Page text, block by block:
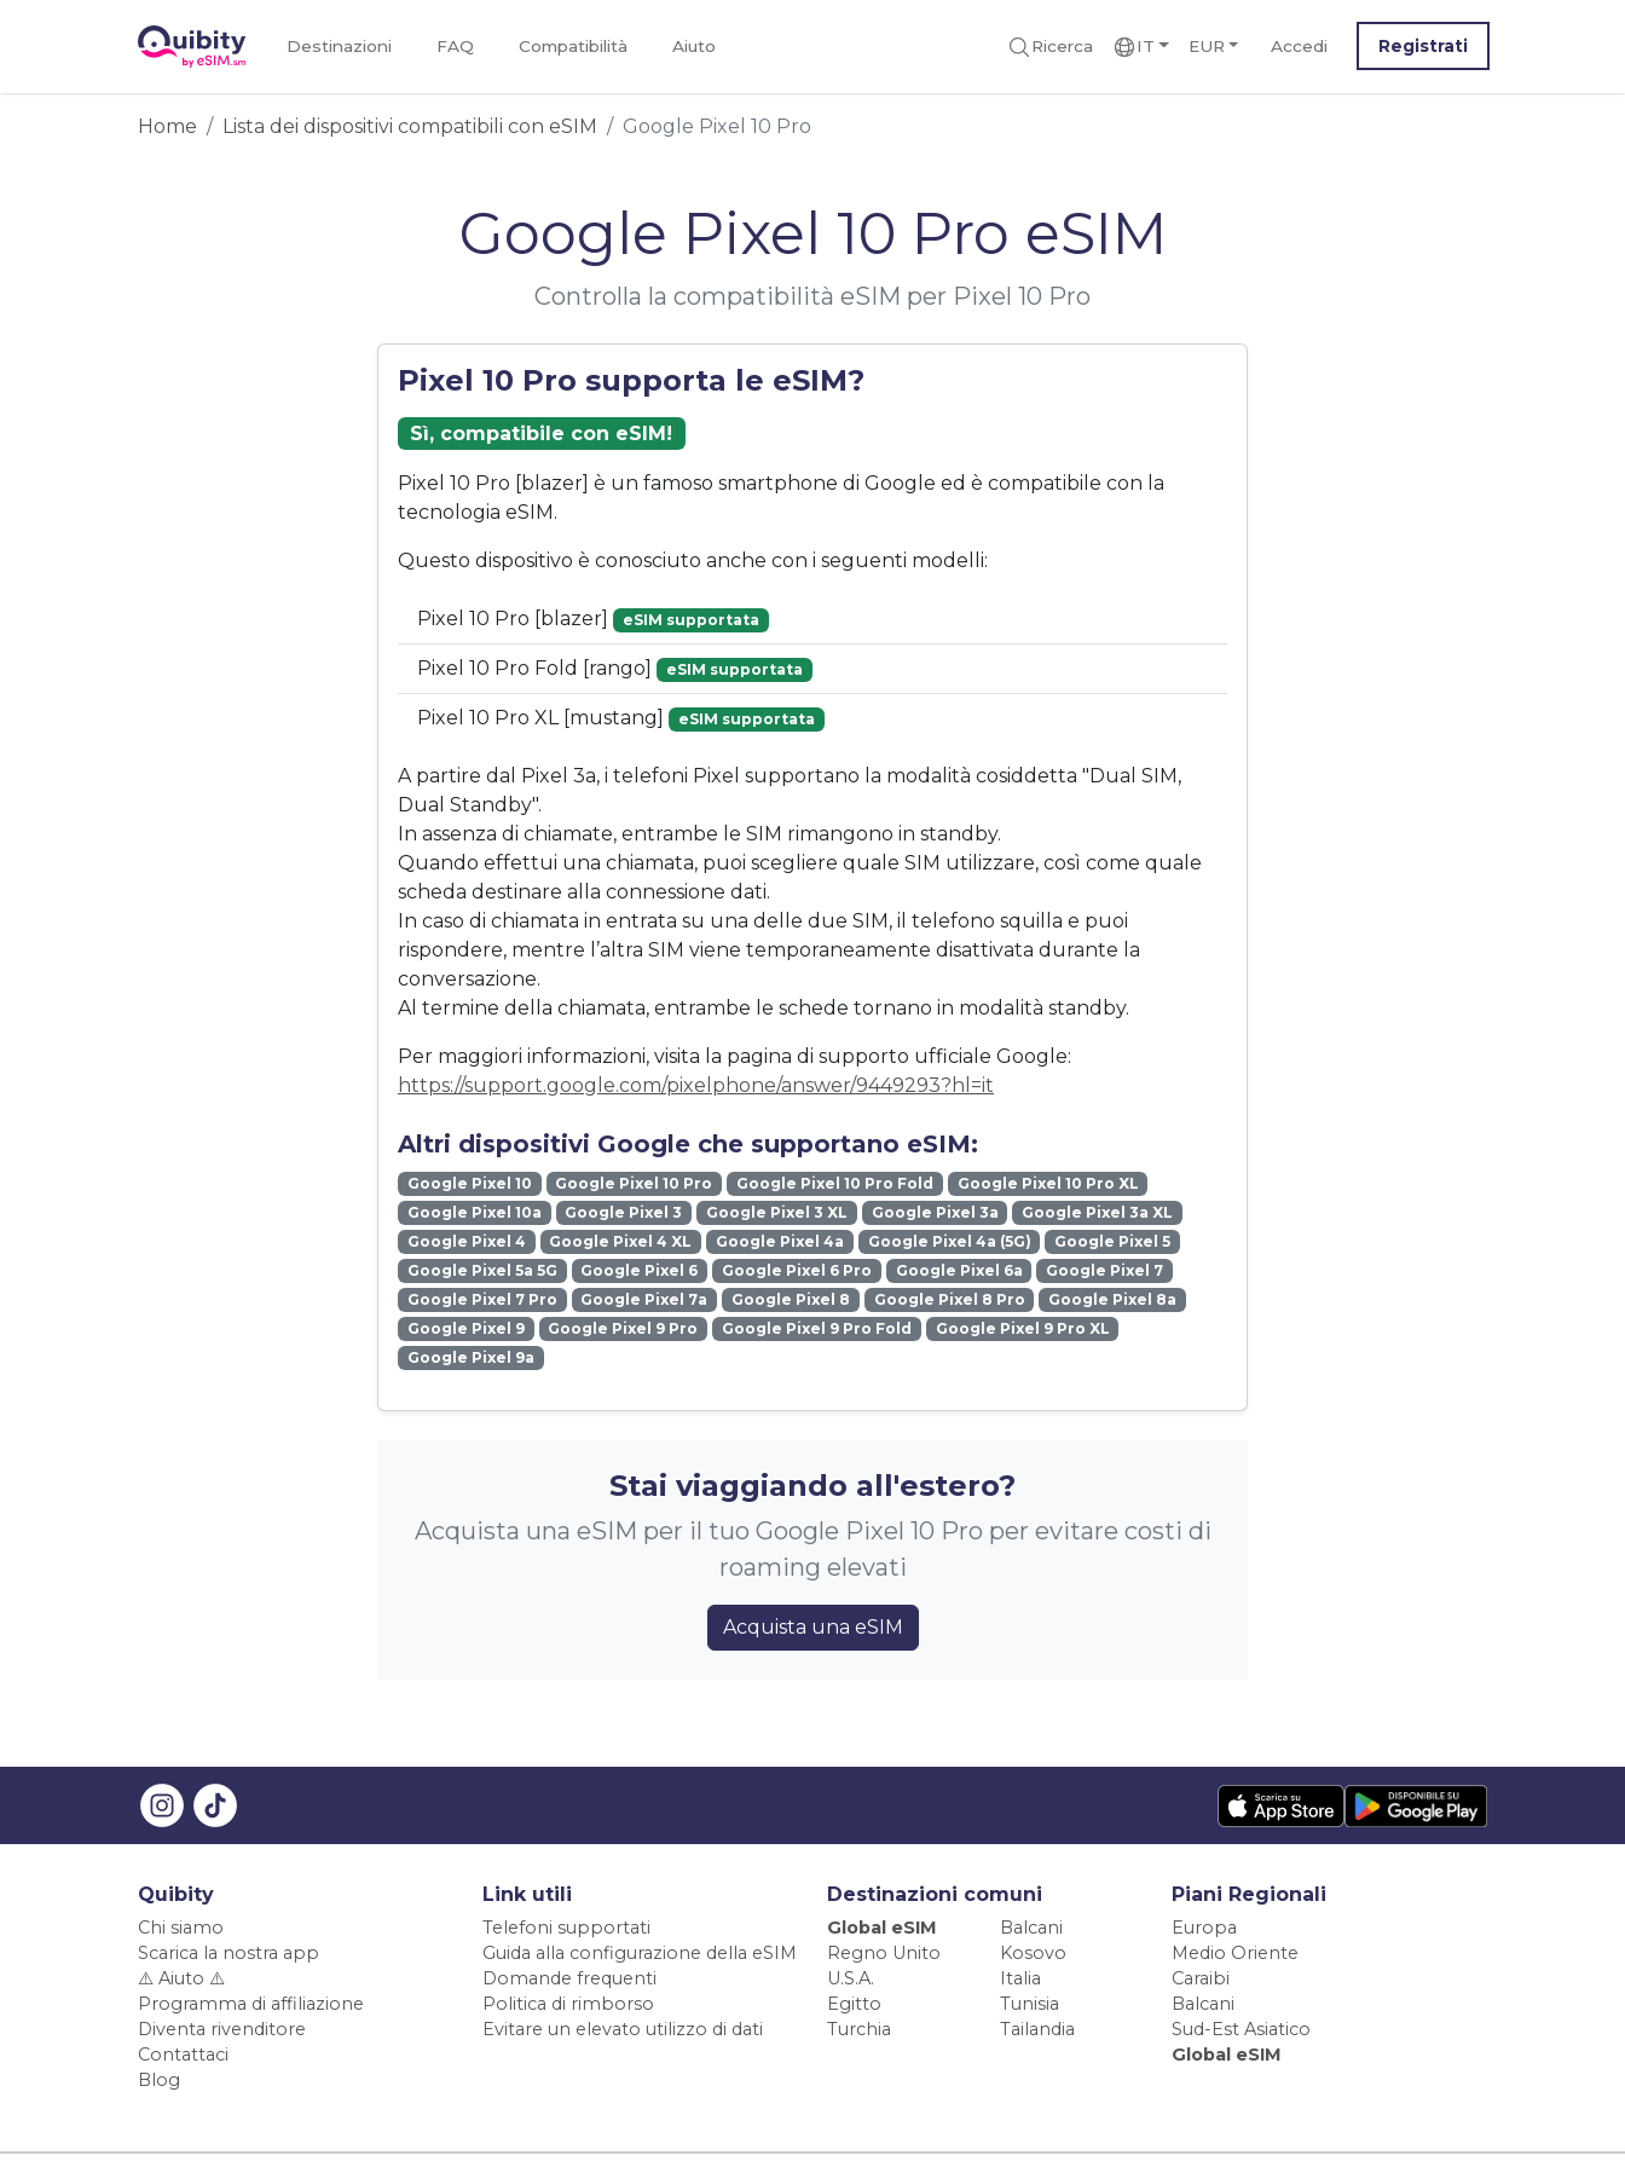
Destinazioni FAQ Compatibilità Aiuto Ricerca IT EUR Accedi Registrati
Home Lista dei dispositivi compatibili con eSIM Google Pixel 10 Pro
Google Pixel 10 Pro eSIM
Controlla la compatibilità eSIM per Pixel 10 Pro
Pixel 10 Pro supporta le eSIM?
Sì, compatibile con eSIM!
Pixel 10 Pro [blazer] è un famoso smartphone di Google ed è compatibile con la
tecnologia eSIM.
Questo dispositivo è conosciuto anche con i seguenti modelli:
Pixel 10 Pro [blazer] eSIM supportata
Pixel 10 Pro Fold [rango] eSIM supportata
Pixel 10 Pro XL [mustang] eSIM supportata
A partire dal Pixel 3a, i telefoni Pixel supportano la modalità cosiddetta "Dual SIM,
Dual Standby".
In assenza di chiamate, entrambe le SIM rimangono in standby.
Quando effettui una chiamata, puoi scegliere quale SIM utilizzare, così come quale
scheda destinare alla connessione dati.
In caso di chiamata in entrata su una delle due SIM, il telefono squilla e puoi
rispondere, mentre l’altra SIM viene temporaneamente disattivata durante la
conversazione.
Al termine della chiamata, entrambe le schede tornano in modalità standby.
Per maggiori informazioni, visita la pagina di supporto ufficiale Google:
https://support.google.com/pixelphone/answer/9449293?hl=it
Altri dispositivi Google che supportano eSIM:
Google Pixel 10 Google Pixel 10 Pro Google Pixel 10 Pro Fold
Google Pixel 10 Pro XL
Google Pixel 10a
Google Pixel 3 Google Pixel 3 XL Google Pixel 3a
Google Pixel 3a XL
Google Pixel 4
Google Pixel 4 XL Google Pixel 4a Google Pixel 4a (5G)
Google Pixel 5
Google Pixel 5a 5G
Google Pixel 6 Google Pixel 6 Pro Google Pixel 6a
Google Pixel 7
Google Pixel 7 Pro
Google Pixel 7a Google Pixel 8 Google Pixel 8 Pro
Google Pixel 8a
Google Pixel 9
Google Pixel 9 Pro Google Pixel 9 Pro Fold
Google Pixel 9 Pro XL
Google Pixel 9a
Stai viaggiando all'estero?
Acquista una eSIM per il tuo Google Pixel 10 Pro per evitare costi di
roaming elevati
Acquista una eSIM
Quibity
Chi siamo
Scarica la nostra app
⚠️ Aiuto ⚠️
Programma di affiliazione
Diventa rivenditore
Contattaci
Blog
Link utili
Telefoni supportati
Guida alla configurazione della eSIM
Domande frequenti
Politica di rimborso
Evitare un elevato utilizzo di dati
Destinazioni comuni
Global eSIM
Balcani
Regno Unito
Kosovo
U.S.A.
Italia
Egitto
Tunisia
Turchia
Tailandia
Piani Regionali
Europa
Medio Oriente
Caraibi
Balcani
Sud-Est Asiatico
Global eSIM